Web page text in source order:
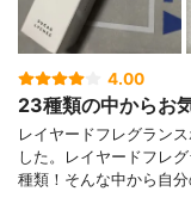
4.00
23種類の中からお
レイヤードフレグラン
した。レイヤードフレ
種類！そんな中から自